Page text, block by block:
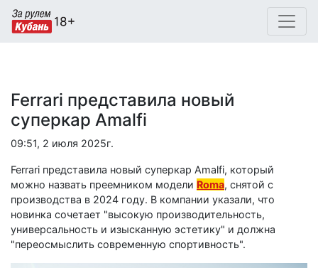
Ferrari представила новый
суперкар Amalfi
09:51, 2 июля 2025г.
Ferrari представила новый суперкар Amalfi, который
можно назвать преемником модели Roma, снятой с
производства в 2024 году. В компании указали, что
новинка сочетает "высокую производительность,
универсальность и изысканную эстетику" и должна
"переосмыслить современную спортивность".